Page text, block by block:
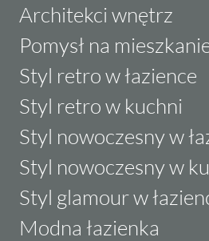
Architekci wnętrz
Pomysł na
Styl retro w łazience
Styl retro w kuchni
Styl nowoczesny w
Styl nowoczesny w
Styl glamour w
Modna łazienka